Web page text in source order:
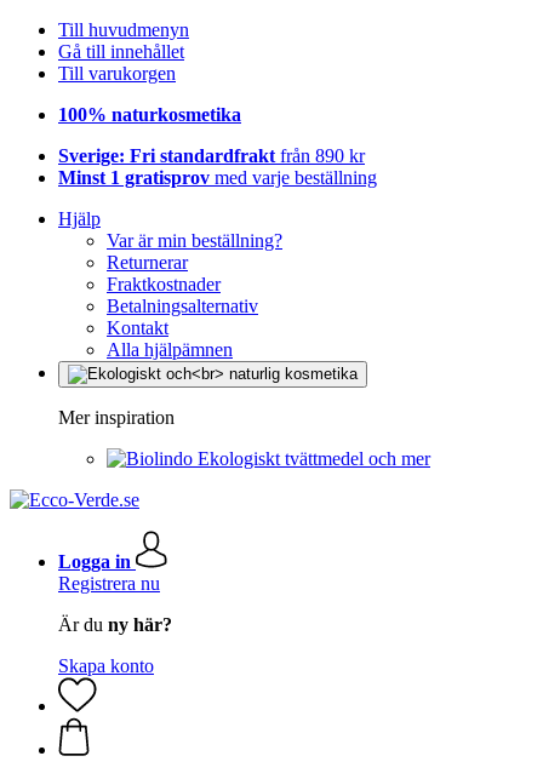
Till huvudmenyn
Gå till innehållet
Till varukorgen
100% naturkosmetika
Sverige: Fri standardfrakt från 890 kr
Minst 1 gratisprov med varje beställning
Hjälp
Var är min beställning?
Returnerar
Fraktkostnader
Betalningsalternativ
Kontakt
Alla hjälpämnen
Mer inspiration
Ekologiskt tvättmedel och mer
Logga in
Registrera nu
Är du ny här?
Skapa konto